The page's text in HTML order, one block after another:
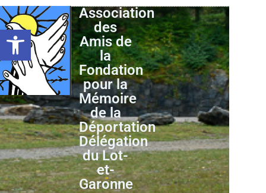
Ouvrir la barre d’outils
Association
des
Amis de
la
Fondation
pour la
Mémoire
de la
Déportation
Délégation
du Lot-
et-
Garonne